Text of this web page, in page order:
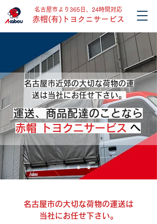
名古屋市より365日、24時間対応
赤帽(有)トヨクニサービス
名古屋市近郊の大切な荷物の運
送は当社にお任せ下さい。
運送、商品配達のことなら
赤帽 トヨクニサービス へ
名古屋市の大切な荷物の運送は
当社にお任せ下さい。